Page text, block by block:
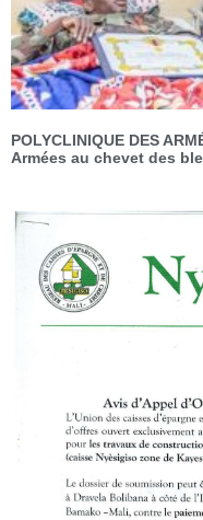
POLYCLINIQUE DES
Armées au chevet des